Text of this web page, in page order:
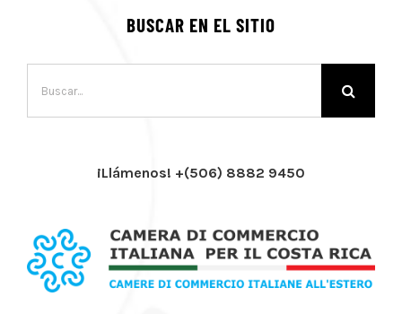
BUSCAR EN EL SITIO
¡Llámenos! +(506) 8882 9450